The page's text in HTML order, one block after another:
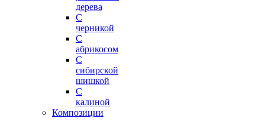
дерева
С
черникой
С
абрикосом
С
сибирской
шишкой
С
калиной
Композиции